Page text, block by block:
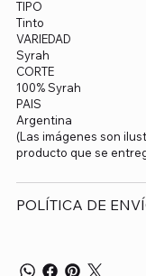
TIPO
Tinto
VARIEDAD
Syrah
CORTE
100% Syrah
PAIS
Argentina
(Las imágenes son
producto que se
POLÍTICA DE